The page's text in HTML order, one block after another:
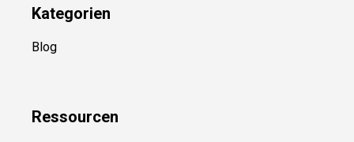
Kategorien
Blog
Ressourcen